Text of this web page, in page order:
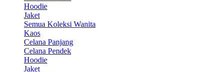
Hoodie
Jaket
Semua Koleksi Wanita
Kaos
Celana Panjang
Celana Pendek
Hoodie
Jaket